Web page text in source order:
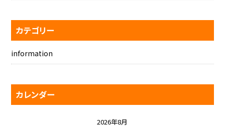
カテゴリー
information
カレンダー
2026年8月